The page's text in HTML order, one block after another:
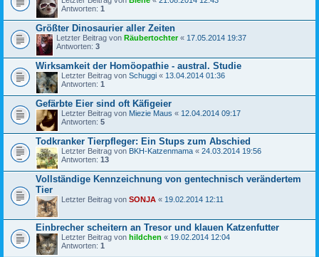
Antworten: 1
Größter Dinosaurier aller Zeiten
Letzter Beitrag von Räubertochter« 17.05.2014 19:37
Antworten: 3
Wirksamkeit der Homöopathie - austral. Studie
Letzter Beitrag von Schuggi « 13.04.2014 01:36
Antworten: 1
Gefärbte Eier sind oft Käfigeier
Letzter Beitrag von Miezie Maus « 12.04.2014 09:17
Antworten: 5
Todkranker Tierpfleger: Ein Stups zum Abschied
Letzter Beitrag von BKH-Katzenmama « 24.03.2014 19:56
Antworten: 13
Vollständige Kennzeichnung von gentechnisch verändertem
Tier
Letzter Beitrag von SONJA « 19.02.2014 12:11
Einbrecher scheitern an Tresor und klauen Katzenfutter
Letzter Beitrag von hildchen « 19.02.2014 12:04
Antworten: 1